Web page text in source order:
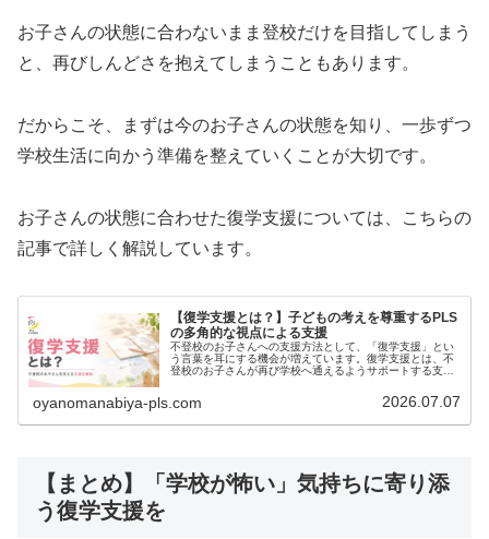
お子さんの状態に合わないまま登校だけを目指してしまう
と、再びしんどさを抱えてしまうこともあります。
だからこそ、まずは今のお子さんの状態を知り、一歩ずつ
学校生活に向かう準備を整えていくことが大切です。
お子さんの状態に合わせた復学支援については、こちらの
記事で詳しく解説しています。
【復学支援とは？】子どもの考えを尊重するPLS
の多角的な視点による支援
不登校のお子さんへの支援方法として、「復学支援」とい
う言葉を耳にする機会が増えています。復学支援とは、不
登校のお子さんが再び学校へ通えるようサポートする支援
oyanomanabiya-pls.com 2026.07.07
【まとめ】「学校が怖い」気持ちに寄り添
う復学支援を